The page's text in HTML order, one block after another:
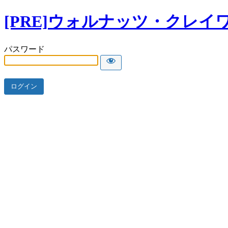
[PRE]ウォルナッツ・クレイ
パスワード